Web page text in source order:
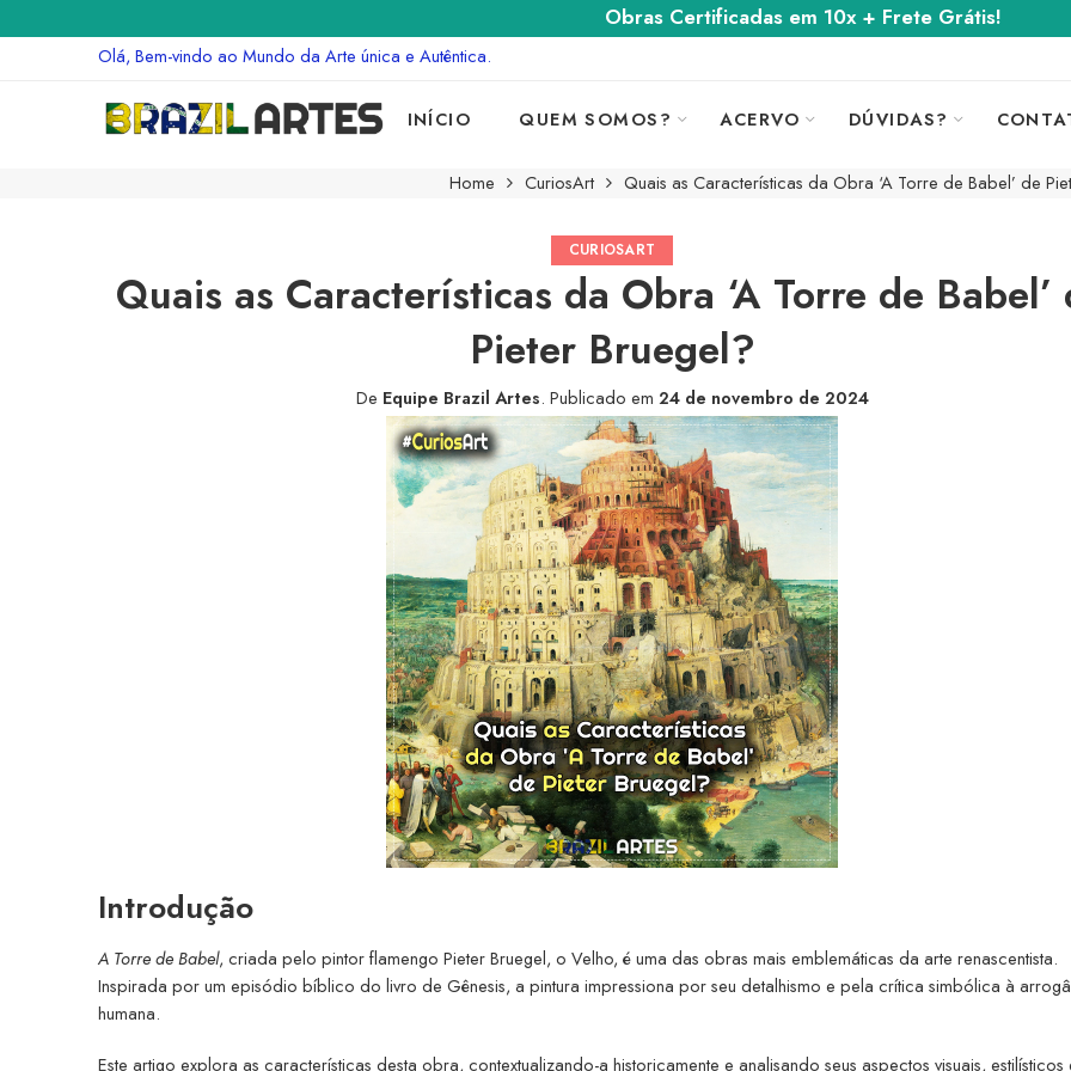
Obras Certificadas em 10x + Frete Grátis!
Olá, Bem-vindo ao Mundo da Arte única e Autêntica.
INÍCIO QUEM SOMOS? ACERVO DÚVIDAS?
Home CuriosArt Quais as Características da Obra ‘A Torre de Babel’ de
CURIOSART
Quais as Características da Obra ‘A Torre de Babel’
Pieter Bruegel?
De Equipe Brazil Artes. Publicado em 24 de novembro de 2024
Introdução
A Torre de Babel, criada pelo pintor flamengo Pieter Bruegel, o Velho, é uma das obras mais emblemáticas da arte renascentista.
Inspirada por um episódio bíblico do livro de Gênesis, a pintura impressiona por seu detalhismo e pela crítica simbólica à
humana.
Este artigo explora as características desta obra, contextualizando-a historicamente e analisando seus aspectos visuais, estilísticos